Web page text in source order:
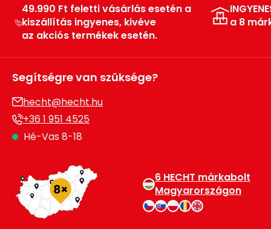
49.990 Ft feletti vásárlás esetén a
kiszállítás ingyenes, kivéve
az akciós termékek esetén.
a 8
Segítségre van szüksége?
hecht@hecht.hu
+36 1 951 4525
Hé-Vas 8-18
6 HECHT márkabolt
Magyarországon